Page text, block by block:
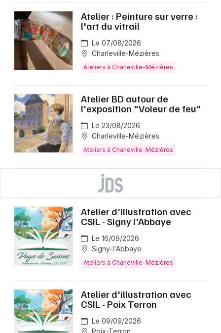
Atelier : Peinture sur verre :
l'art du vitrail
Le 07/08/2026
Charleville-Mézières
Ateliers à Charleville-Mézières
Atelier BD autour de
l'exposition "Voleur de feu"
Le 23/08/2026
Charleville-Mézières
Ateliers à Charleville-Mézières
Atelier d'illustration avec
CSIL - Signy l'Abbaye
Le 16/09/2026
Signy-l'Abbaye
Ateliers à Charleville-Mézières
Atelier d'illustration avec
CSIL - Poix Terron
Le 09/09/2026
Poix-Terron